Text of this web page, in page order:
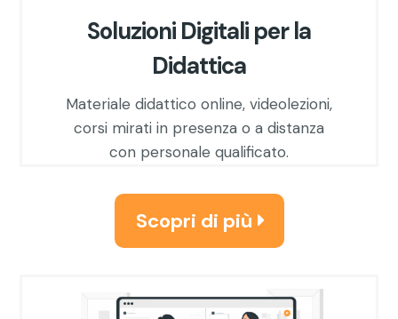
Soluzioni Digitali per la
Didattica
Materiale didattico online, videolezioni,
corsi mirati in presenza o a distanza
con personale qualificato.
Scopri di più